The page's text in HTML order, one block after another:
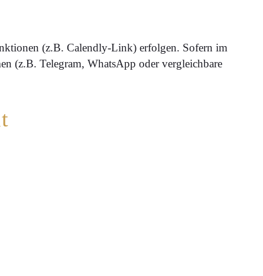
(z.B. Calendly-Link) erfolgen. Sofern im
(z.B. Telegram, WhatsApp oder vergleichbare